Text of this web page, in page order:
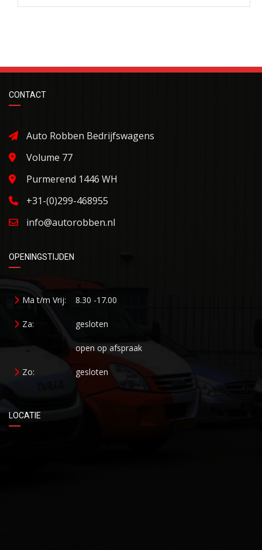
CONTACT
Auto Robben Bedrijfswagens
Volume 77
Purmerend 1446 WH
+31-(0)299-468955
info@autorobben.nl
OPENINGSTIJDEN
Ma t/m Vrij: 8.30 -17.00
Za: gesloten
open op afspraak
Zo: gesloten
LOCATIE